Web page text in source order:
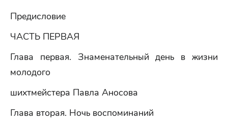
Предисловие
ЧАСТЬ ПЕРВАЯ
Глава первая. Знаменательный день в жизни
молодого
шихтмейстера Павла Аносова
Глава вторая. Ночь воспоминаний